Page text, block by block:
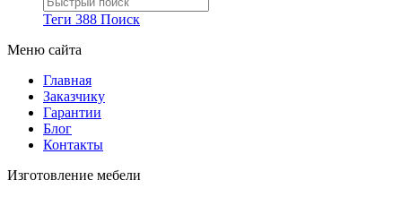
Теги 388 Поиск
Меню сайта
Главная
Заказчику
Гарантии
Блог
Контакты
Изготовление мебели